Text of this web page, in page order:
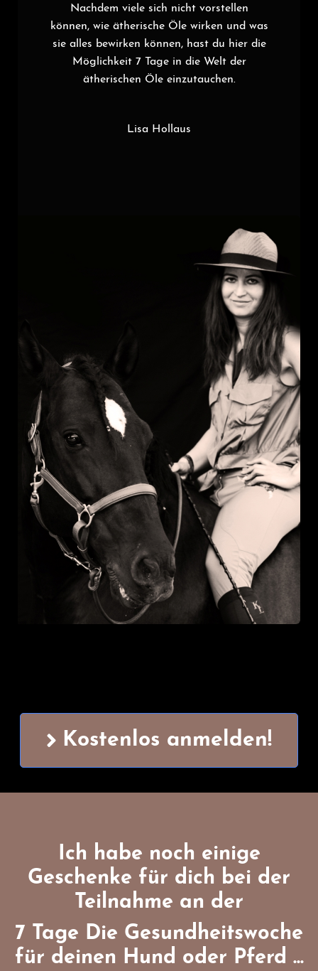
Nachdem viele sich nicht vorstellen
können, wie ätherische Öle wirken und was
sie alles bewirken können, hast du hier die
Möglichkeit 7 Tage in die Welt der
ätherischen Öle einzutauchen.
Lisa Hollaus
Kostenlos anmelden!
Ich habe noch einige
Geschenke für dich bei der
Teilnahme an der
7 Tage Die Gesundheitswoche
für deinen Hund oder Pferd ...